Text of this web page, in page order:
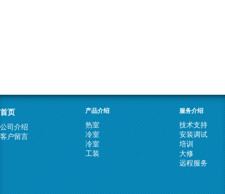
首页
公司介绍
客户留言
产品介绍
热室
冷室
冷室
工装
服务介绍
技术支持
安装调试
培训
大修
远程服务